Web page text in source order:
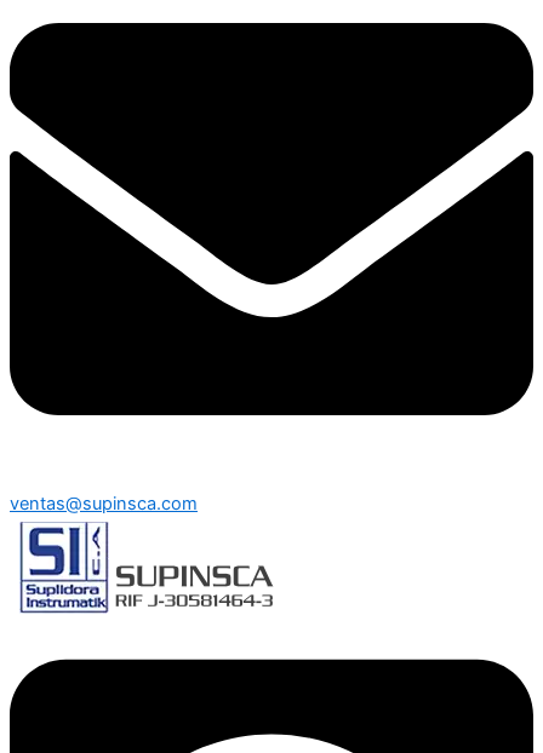
ventas@supinsca.com